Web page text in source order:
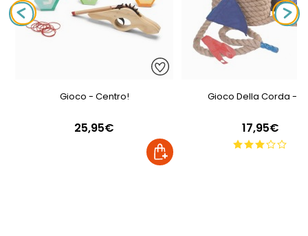
Gioco - Centro!
25,95€
Gioco Della Corda - 3
17,95€